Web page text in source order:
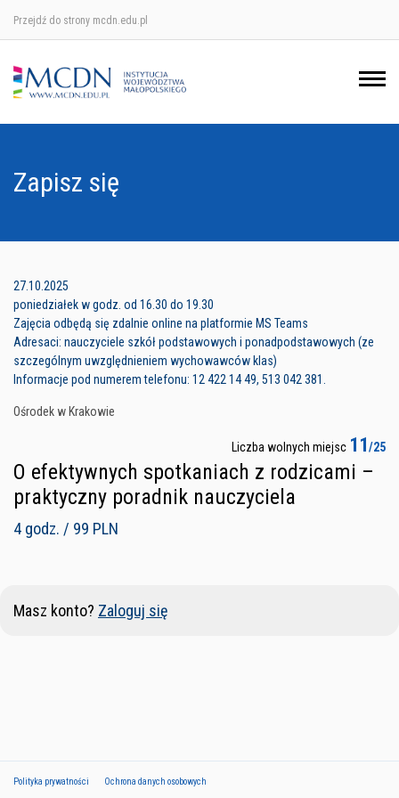
Przejdź do strony mcdn.edu.pl
Zapisz się
27.10.2025
poniedziałek w godz. od 16.30 do 19.30
Zajęcia odbędą się zdalnie online na platformie MS Teams
Adresaci: nauczyciele szkół podstawowych i ponadpodstawowych (ze
szczególnym uwzględnieniem wychowawców klas)
Informacje pod numerem telefonu: 12 422 14 49, 513 042 381.
Ośrodek w Krakowie
Liczba wolnych miejsc 11/25
O efektywnych spotkaniach z rodzicami –
praktyczny poradnik nauczyciela
4 godz. / 99 PLN
Masz konto? Zaloguj się
Polityka prywatności Ochrona danych osobowych
Ośrodek w Krakowie
Ośrodek w Nowym Sączu
Ośrodek w Tarnowie